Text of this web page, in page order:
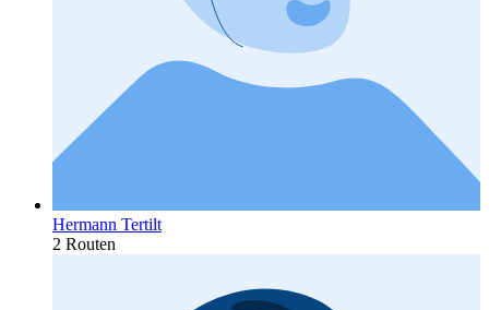
Hermann Tertilt
2 Routen